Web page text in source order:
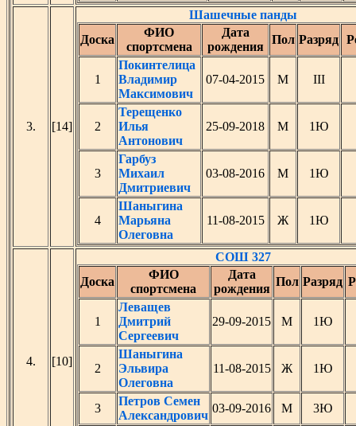
3. [14]
Шашечные панды
Доска
ФИО
спортсмена
Дата
рождения
Пол Разряд
1
Покинтелица
Владимир
Максимович
07-04-2015 М III
2
Терещенко
Илья
Антонович
25-09-2018 М 1Ю
3
Гарбуз
Михаил
Дмитриевич
03-08-2016 М 1Ю
4
Шаныгина
Марьяна
Олеговна
11-08-2015 Ж 1Ю
4. [10]
СОШ 327
Доска
ФИО
спортсмена
Дата
рождения
Пол Разряд
1
Леващев
Дмитрий
Сергеевич
29-09-2015 М 1Ю
2
Шаныгина
Эльвира
Олеговна
11-08-2015 Ж 1Ю
3
Петров Семен
Александрович
03-09-2016 М 3Ю